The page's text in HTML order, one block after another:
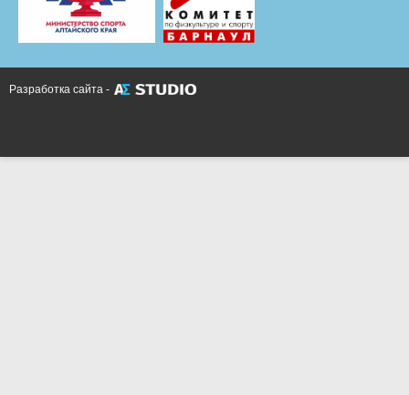
Разработка сайта -